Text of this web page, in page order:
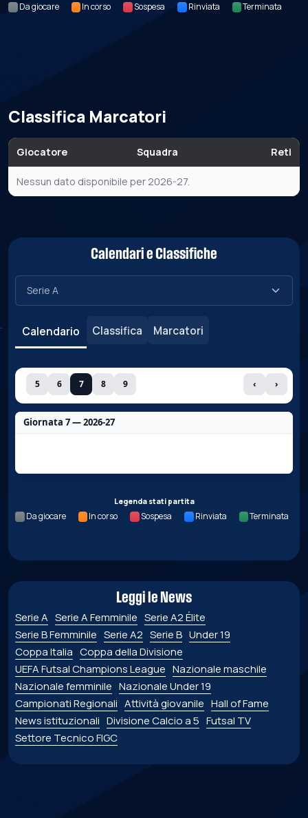
Da giocare In corso Sospesa Rinviata Terminata
Classifica Marcatori
Giocatore Squadra Reti
Nessun dato disponibile per 2026-27.
Calendari e Classifiche
Calendario Classifica Marcatori
5 6 7 8 9 ‹ ›
Giornata 7 — 2026-27
Legenda stati partita
Da giocare In corso Sospesa Rinviata Terminata
Leggi le News
Serie A Serie A Femminile Serie A2 Élite
Serie B Femminile Serie A2 Serie B Under 19
Coppa Italia Coppa della Divisione
UEFA Futsal Champions League Nazionale maschile
Nazionale femminile Nazionale Under 19
Campionati Regionali Attività giovanile Hall of Fame
News istituzionali Divisione Calcio a 5 Futsal TV
Settore Tecnico FIGC